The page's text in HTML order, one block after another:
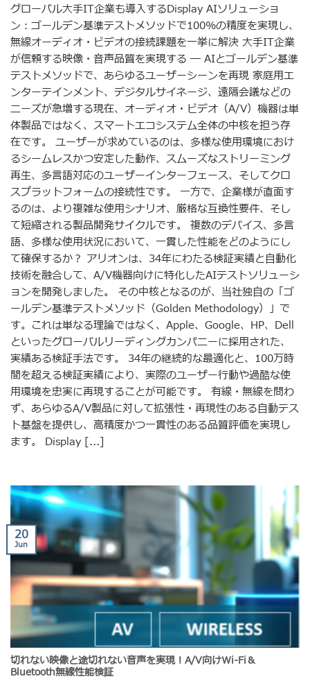
グローバル大手IT企業も導入するDisplay AIソリューショ
ン：ゴールデン基準テストメソッドで100%の精度を実現し、
無線オーディオ・ビデオの接続課題を一挙に解決 大手IT企業
が信頼する映像・音声品質を実現する ― AIとゴールデン基準
テストメソッドで、あらゆるユーザーシーンを再現 家庭用エ
ンターテインメント、デジタルサイネージ、遠隔会議などの
ニーズが急増する現在、オーディオ・ビデオ（A/V）機器は単
体製品ではなく、スマートエコシステム全体の中核を担う存
在です。 ユーザーが求めているのは、多様な使用環境におけ
るシームレスかつ安定した動作、スムーズなストリーミング
再生、多言語対応のユーザーインターフェース、そしてクロ
スプラットフォームの接続性です。 一方で、企業様が直面す
るのは、より複雑な使用シナリオ、厳格な互換性要件、そし
て短縮される製品開発サイクルです。 複数のデバイス、多言
語、多様な使用状況において、一貫した性能をどのようにし
て確保するか？ アリオンは、34年にわたる検証実績と自動化
技術を融合して、A/V機器向けに特化したAIテストソリューシ
ョンを開発しました。 その中核となるのが、当社独自の「ゴ
ールデン基準テストメソッド（Golden Methodology）」で
す。これは単なる理論ではなく、Apple、Google、HP、Dell
といったグローバルリーディングカンパニーに採用された、
実績ある検証手法です。 34年の継続的な最適化と、100万時
間を超える検証実績により、実際のユーザー行動や過酷な使
用環境を忠実に再現することが可能です。 有線・無線を問わ
ず、あらゆるA/V製品に対して拡張性・再現性のある自動テス
ト基盤を提供し、高精度かつ一貫性のある品質評価を実現し
ます。 Display [...]
切れない映像と途切れない音声を実現！A/V向けWi-Fi＆
Bluetooth無線性能検証
20
Jun